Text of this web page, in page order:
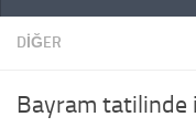
DIĞER
Bayram tatilinde